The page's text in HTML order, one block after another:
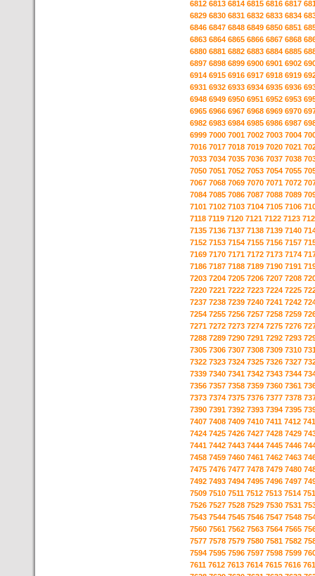
6812 6813 6814 6815 6816 6817
6829 6830 6831 6832 6833 6834
6846 6847 6848 6849 6850 6851
6863 6864 6865 6866 6867 6868
6880 6881 6882 6883 6884 6885
6897 6898 6899 6900 6901 6902
6914 6915 6916 6917 6918 6919
6931 6932 6933 6934 6935 6936
6948 6949 6950 6951 6952 6953
6965 6966 6967 6968 6969 6970
6982 6983 6984 6985 6986 6987
6999 7000 7001 7002 7003 7004
7016 7017 7018 7019 7020 7021
7033 7034 7035 7036 7037 7038
7050 7051 7052 7053 7054 7055
7067 7068 7069 7070 7071 7072
7084 7085 7086 7087 7088 7089
7101 7102 7103 7104 7105 7106
7118 7119 7120 7121 7122 7123
7135 7136 7137 7138 7139 7140
7152 7153 7154 7155 7156 7157
7169 7170 7171 7172 7173 7174
7186 7187 7188 7189 7190 7191
7203 7204 7205 7206 7207 7208
7220 7221 7222 7223 7224 7225
7237 7238 7239 7240 7241 7242
7254 7255 7256 7257 7258 7259
7271 7272 7273 7274 7275 7276
7288 7289 7290 7291 7292 7293
7305 7306 7307 7308 7309 7310
7322 7323 7324 7325 7326 7327
7339 7340 7341 7342 7343 7344
7356 7357 7358 7359 7360 7361
7373 7374 7375 7376 7377 7378
7390 7391 7392 7393 7394 7395
7407 7408 7409 7410 7411 7412
7424 7425 7426 7427 7428 7429
7441 7442 7443 7444 7445 7446
7458 7459 7460 7461 7462 7463
7475 7476 7477 7478 7479 7480
7492 7493 7494 7495 7496 7497
7509 7510 7511 7512 7513 7514
7526 7527 7528 7529 7530 7531
7543 7544 7545 7546 7547 7548
7560 7561 7562 7563 7564 7565
7577 7578 7579 7580 7581 7582
7594 7595 7596 7597 7598 7599
7611 7612 7613 7614 7615 7616